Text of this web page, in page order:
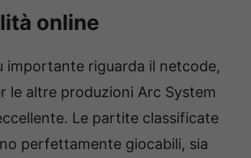
online
importante riguarda il netcode,
le altre produzioni Arc System
Le partite classificate
perfettamente giocabili, sia